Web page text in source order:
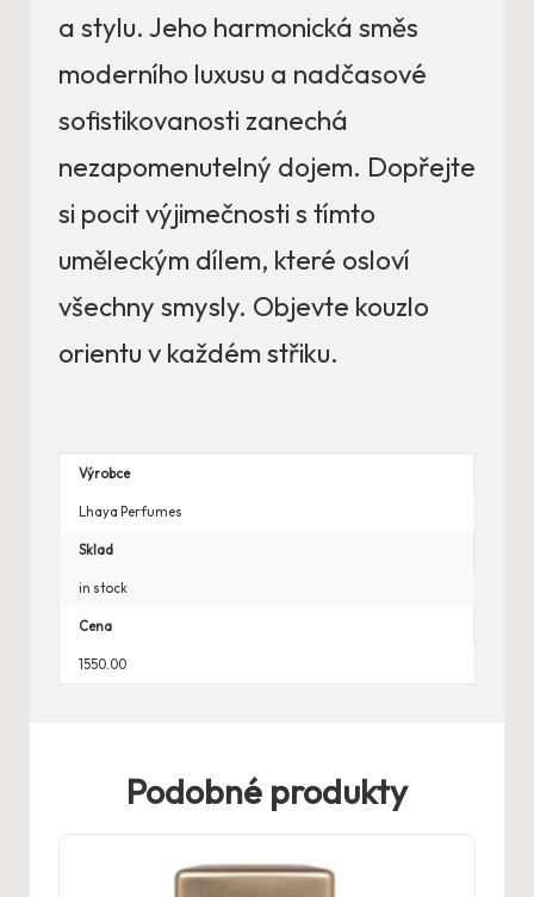
a stylu. Jeho harmonická směs
moderního luxusu a nadčasové
sofistikovanosti zanechá
nezapomenutelný dojem. Dopřejte
si pocit výjimečnosti s tímto
uměleckým dílem, které osloví
všechny smysly. Objevte kouzlo
orientu v každém střiku.
Výrobce
Lhaya Perfumes
Sklad
in stock
Cena
1550.00
Podobné produkty